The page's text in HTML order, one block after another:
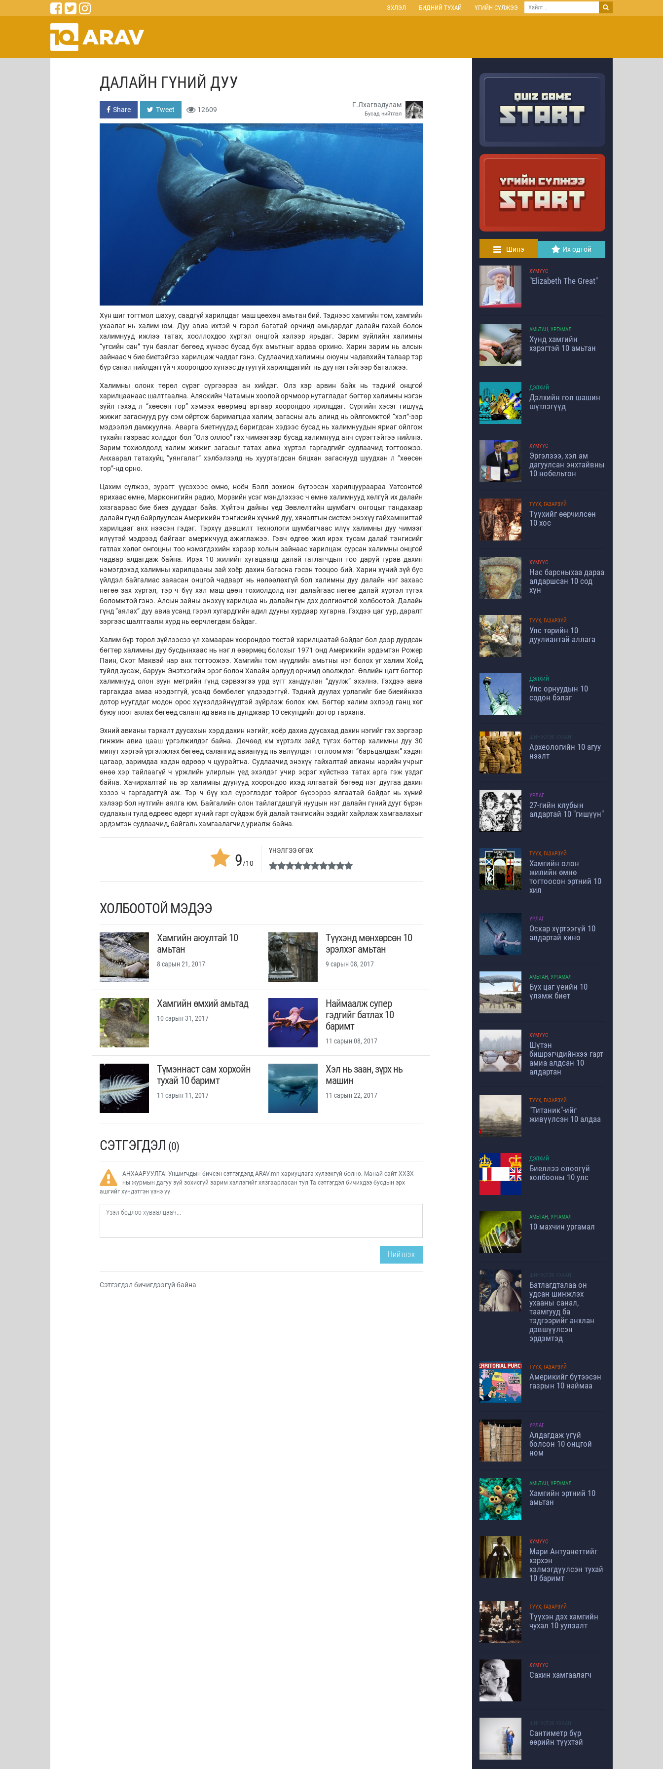
ЭХЛЭЛ БИДНИЙ ТУХАЙ ҮГИЙН СҮЛЖЭЭ
ДАЛАЙН ГҮНИЙ ДУУ
Share Tweet 12609
Г.Лхагвадулам
Бусад нийтлэл
Хүн шиг тогтмол шахуу, саадгүй харилцдаг маш цөөхөн амьтан бий. Тэднээс хамгийн том, хамгийн
ухаалаг нь халим юм. Дуу авиа ихтэй ч гэрэл багатай орчинд амьдардаг далайн гахай болон
халимнууд ижлээ татах, хооллохдоо хүртэл онцгой хэлээр ярьдаг. Зарим зүйлийн халимны
“үгсийн сан” тун баялаг бөгөөд хүнээс бусад бүх амьтныг ардаа орхино. Харин зарим нь алсын
зайнаас ч бие биетэйгээ харилцаж чаддаг гэнэ. Судлаачид халимны оюуны чадавхийн талаар тэр
бүр санал нийлдэггүй ч хоорондоо хүнээс дутуугүй харилцдагийг нь дуу нэгтэйгээр баталжээ.
Халимны олонх төрөл сүрэг сүргээрээ ан хийдэг. Олз хэр арвин байх нь тэдний онцгой
харилцаанаас шалтгаална. Аляскийн Чатамын хоолой орчмоор нутагладаг бөгтөр халимны нэгэн
зүйл гэхэд л “хөөсөн тор” хэмээх өвөрмөц аргаар хоорондоо ярилцдаг. Сүргийн хэсэг гишүүд
жижиг загаснууд руу сэм ойртож баримагцаа халим, загасны аль алинд нь ойлгомжтой “хэл”-ээр
мэдээлэл дамжуулна. Аварга биетнүүдэд баригдсан хэдээс бусад нь халимнуудын яриаг ойлгож
тухайн газраас холддог бол “Олз оллоо” гэх чимээгээр бусад халимнууд анч сүрэгтэйгээ нийлнэ.
Зарим тохиолдолд халим жижиг загасыг татах авиа хүртэл гаргадгийг судлаачид тогтоожээ.
Анхаарал татахуйц “уянгалаг” хэлбэлзэлд нь хууртагдсан бяцхан загаснууд шуудхан л “хөөсөн
тор”-нд орно.
Цахим сүлжээ, зурагт үүсэхээс өмнө, ноён Бэлл зохион бүтээсэн харилцуураараа Уатсонтой
ярихаас өмнө, Марконигийн радио, Морзийн үсэг мэндлэхээс ч өмнө халимнууд хөлгүй их далайн
хязгаараас бие биеэ дууддаг байв. Хүйтэн дайны үед Зөвлөлтийн шумбагч онгоцыг тандахаар
далайн гүнд байрлуулсан Америкийн тэнгисийн хүчний дуу, хяналтын систем энэхүү гайхамшигтай
харилцааг анх нээсэн гэдэг. Тэрхүү дэвшилт технологи шумбагчаас илүү халимны дуу чимээг
илүүтэй мэдрээд байгааг америкчууд ажиглажээ. Гэвч өдгөө жил ирэх тусам далай тэнгисийг
гатлах хөлөг онгоцны тоо нэмэгдэхийн хэрээр холын зайнаас харилцаж сурсан халимны онцгой
чадвар алдагдаж байна. Ирэх 10 жилийн хугацаанд далай гатлагчдын тоо даруй гурав дахин
нэмэгдэхэд халимны харилцааны зай хоёр дахин багасна гэсэн тооцоо бий. Харин хүний зүй бус
үйлдэл байгалиас заяасан онцгой чадварт нь нөлөөлөхгүй бол халимны дуу далайн нэг захаас
нөгөө зах хүртэл, тэр ч бүү хэл маш цөөн тохиолдолд нэг далайгаас нөгөө далай хүртэл түгэх
боломжтой гэнэ. Алсын зайны энэхүү харилцаа нь далайн гүн дэх долгионтой холбоотой. Далайн
гүнд “аялах” дуу авиа усанд гэрэл хугардгийн адил дууны хурдаар хугарна. Гэхдээ цаг уур, даралт
зэргээс шалтгаалж хурд нь өөрчлөгдөж байдаг.
Халим бүр төрөл зүйлээсээ үл хамааран хоорондоо төстэй харилцаатай байдаг бол дээр дурдсан
бөгтөр халимны дуу бусдынхаас нь нэг л өвөрмөц болохыг 1971 онд Америкийн эрдэмтэн Рожер
Паин, Скот Маквэй нар анх тогтоожээ. Хамгийн том нүүдлийн амьтны нэг болох уг халим Хойд
туйлд зусаж, баруун Энэтхэгийн эрэг болон Хавайн арлууд орчимд өвөлждөг. Өвлийн цагт бөгтөр
халимнууд олон зуун метрийн гүнд сэрвээгээ урд зүгт хандуулан “дуулж” эхэлнэ. Гэхдээ авиа
гаргахдаа амаа нээдэггүй, усанд бөмбөлөг үлдээдэггүй. Тэдний дуулах урлагийг бие биеийнхээ
дотор нуугддаг модон орос хүүхэлдэйнүүдтэй зүйрлэж болох юм. Бөгтөр халим эхлээд ганц хөг
буюу ноот аялах бөгөөд салангид авиа нь дунджаар 10 секундийн дотор тархана.
Эхний авианы тархалт дуусахын хэрд дахин нэгийг, хоёр дахиа дуусахад дахин нэгийг гэх зэргээр
гинжин авиа цааш үргэлжилдэг байна. Дөчөөд км хүртэлх зайд түгэх бөгтөр халимны дуу 30
минут хэртэй үргэлжлэх бөгөөд салангид авианууд нь эвлүүлдэг тоглоом мэт “барьцалдаж” хэдэн
цагаар, заримдаа хэдэн өдрөөр ч цуурайтна. Судлаачид энэхүү гайхалтай авианы нарийн учрыг
өнөө хэр тайлаагүй ч үржлийн улирлын үед эхэлдэг учир эсрэг хүйстнээ татах арга гэж үздэг
байна. Хачирхалтай нь эр халимны дуунууд хоорондоо ихэд ялгаатай бөгөөд нэг дуугаа дахин
хэзээ ч гаргадаггүй аж. Тэр ч бүү хэл сүрэглэдэг тойрог бүсээрээ ялгаатай байдаг нь хүний
хэлээр бол нутгийн аялга юм. Байгалийн олон тайлагдашгүй нууцын нэг далайн гүний дууг бүрэн
судлахын тулд өдрөөс өдөрт хүний гарт сүйдэж буй далай тэнгисийн эздийг хайрлаж хамгаалахыг
эрдэмтэн судлаачид, байгаль хамгаалагчид уриалж байна.
9/10
ҮНЭЛГЭЭ ӨГӨХ
ХОЛБООТОЙ МЭДЭЭ
Хамгийн аюултай 10
амьтан
8 сарын 21, 2017
Түүхэнд мөнхөрсөн 10
эрэлхэг амьтан
9 сарын 08, 2017
Хамгийн өмхий амьтад
10 сарын 31, 2017
Наймаалж супер
гэдгийг батлах 10
баримт
11 сарын 08, 2017
Түмэннаст сам хорхойн
тухай 10 баримт
11 сарын 11, 2017
Хэл нь заан, зүрх нь
машин
11 сарын 22, 2017
СЭТГЭГДЭЛ (0)
АНХААРУУЛГА: Уншигчдын бичсэн сэтгэгдэлд ARAV.mn хариуцлага хүлээхгүй болно. Манай сайт ХХЗХ-
ны журмын дагуу зүй зохисгүй зарим хэллэгийг хязгаарласан тул Та сэтгэгдэл бичихдээ бусдын эрх
ашгийг хүндэтгэн үзнэ үү.
Нийтлэх
Сэтгэгдэл бичигдээгүй байна
Шинэ Их одтой
ХҮМҮҮС
"Elizabeth The Great"
АМЬТАН, УРГАМАЛ
Хүнд хамгийн
хэрэгтэй 10 амьтан
ДЭЛХИЙ
Дэлхийн гол шашин
шүтлэгүүд
ХҮМҮҮС
Эргэлзээ, хэл ам
дагуулсан энхтайвны
10 нобельтон
ТҮҮХ, ГАЗАРЗҮЙ
Түүхийг өөрчилсөн
10 хос
ХҮМҮҮС
Нас барсныхаа дараа
алдаршсан 10 сод
хүн
ТҮҮХ, ГАЗАРЗҮЙ
Улс төрийн 10
дуулиантай аллага
ДЭЛХИЙ
Улс орнуудын 10
содон бэлэг
ШИНЖЛЭХ УХААН
Археологийн 10 агуу
нээлт
УРЛАГ
27-гийн клубын
алдартай 10 "гишүүн"
ТҮҮХ, ГАЗАРЗҮЙ
Хамгийн олон
жилийн өмнө
тогтоосон эртний 10
хил
УРЛАГ
Оскар хүртээгүй 10
алдартай кино
АМЬТАН, УРГАМАЛ
Бүх цаг үеийн 10
үлэмж биет
ХҮМҮҮС
Шүтэн
бишрэгчдийнхээ гарт
амиа алдсан 10
алдартан
ТҮҮХ, ГАЗАРЗҮЙ
"Титаник"-ийг
живүүлсэн 10 алдаа
ДЭЛХИЙ
Биеллээ олоогүй
холбооны 10 улс
АМЬТАН, УРГАМАЛ
10 махчин ургамал
ШИНЖЛЭХ УХААН
Батлагдталаа он
удсан шинжлэх
ухааны санал,
таамгууд ба
тэдгээрийг анхлан
дэвшүүлсэн
эрдэмтэд
ТҮҮХ, ГАЗАРЗҮЙ
Америкийг бүтээсэн
газрын 10 наймаа
УРЛАГ
Алдагдаж үгүй
болсон 10 онцгой
ном
АМЬТАН, УРГАМАЛ
Хамгийн эртний 10
амьтан
ХҮМҮҮС
Мари Антуанеттийг
хэрхэн
хэлмэгдүүлсэн тухай
10 баримт
ТҮҮХ, ГАЗАРЗҮЙ
Түүхэн дэх хамгийн
чухал 10 уулзалт
ХҮМҮҮС
Сахин хамгаалагч
ШИНЖЛЭХ УХААН
Сантиметр бүр
өөрийн түүхтэй